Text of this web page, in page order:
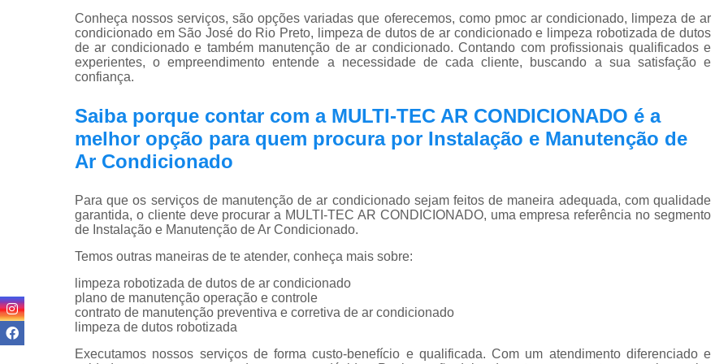
Pmoc Plano de Manutenção
Retrofit de Sistema de Ar
Sistema Ar Condicionado São José do Rio
Sistema de Ar Condicionado
Sistema de Dutos de Ar Condicionado
Sistema Central de
Conheça nossos serviços, são opções variadas que oferecemos, como pmoc ar condicionado, limpeza de ar
condicionado em São José do Rio Preto, limpeza de dutos de ar condicionado e limpeza robotizada de dutos
de ar condicionado e também manutenção de ar condicionado. Contando com profissionais qualificados e
experientes, o empreendimento entende a necessidade de cada cliente, buscando a sua satisfação e
confiança.
Saiba porque contar com a MULTI-TEC AR CONDICIONADO é a
melhor opção para quem procura por Instalação e Manutenção de
Ar Condicionado
Para que os serviços de manutenção de ar condicionado sejam feitos de maneira adequada, com qualidade
garantida, o cliente deve procurar a MULTI-TEC AR CONDICIONADO, uma empresa referência no segmento
de Instalação e Manutenção de Ar Condicionado.
Temos outras maneiras de te atender, conheça mais sobre:
limpeza robotizada de dutos de ar condicionado
plano de manutenção operação e controle
contrato de manutenção preventiva e corretiva de ar condicionado
limpeza de dutos robotizada
Executamos nossos serviços de forma custo-benefício e qualificada. Com um atendimento diferenciado e